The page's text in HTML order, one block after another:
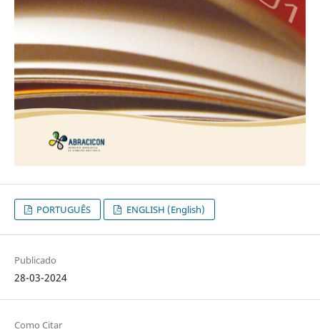
PORTUGUÊS ENGLISH (English)
Publicado
28-03-2024
Como Citar